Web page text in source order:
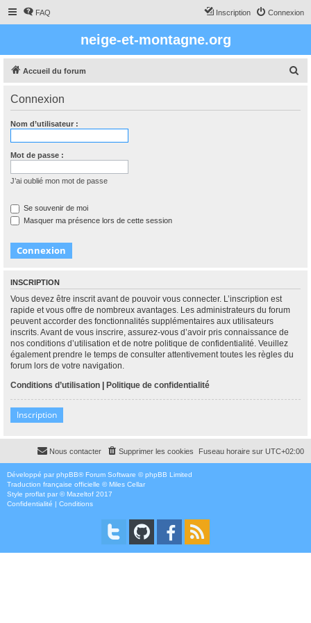
FAQ Connexion
Inscription
neige-et-montagne.org
Accueil du forum
Connexion
Nom d’utilisateur :
Mot de passe :
J’ai oublié mon mot de passe
Se souvenir de moi
Masquer ma présence lors de cette session
INSCRIPTION
Vous devez être inscrit avant de pouvoir vous connecter. L’inscription est
rapide et vous offre de nombreux avantages. Les administrateurs du forum
peuvent accorder des fonctionnalités supplémentaires aux utilisateurs
inscrits. Avant de vous inscrire, assurez-vous d’avoir pris connaissance de
nos conditions d’utilisation et de notre politique de confidentialité. Veuillez
également prendre le temps de consulter attentivement toutes les règles du
forum lors de votre navigation.
Conditions d’utilisation | Politique de confidentialité
Inscription
Fuseau horaire sur UTC+02:00
Supprimer les cookies
Nous contacter
Développé par phpBB® Forum Software © phpBB Limited
Traduction française officielle ©Miles Cellar
Style proflat par ©Mazeltof 2017
Confidentialité | Conditions